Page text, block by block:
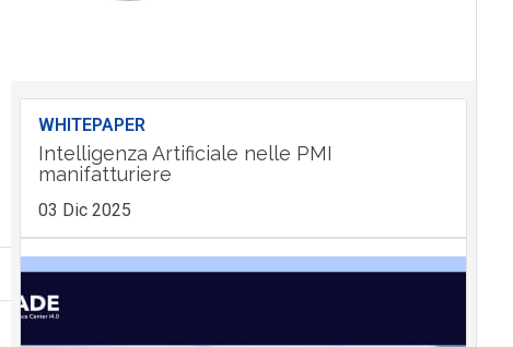
WHITEPAPER
Intelligenza Artificiale nelle PMI
manifatturiere
03 Dic 2025